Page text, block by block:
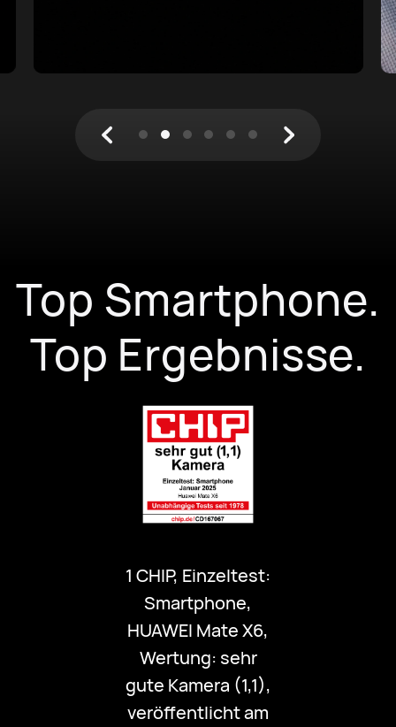
Top Smartphone.
Top Ergebnisse.
1 CHIP, Einzeltest:
Smartphone,
HUAWEI Mate X6,
Wertung: sehr
gute Kamera (1,1),
veröffentlicht am